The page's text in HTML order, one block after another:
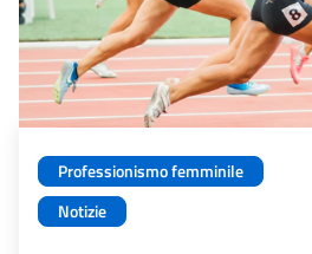
Professionismo femminile
Notizie